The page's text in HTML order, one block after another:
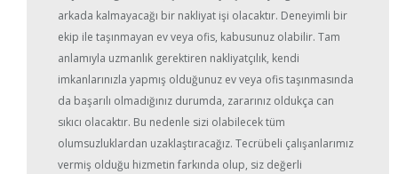
arkada kalmayacağı bir nakliyat işi olacaktır. Deneyimli bir
ekip ile taşınmayan ev veya ofis, kabusunuz olabilir. Tam
anlamıyla uzmanlık gerektiren nakliyatçılık, kendi
imkanlarınızla yapmış olduğunuz ev veya ofis taşınmasında
da başarılı olmadığınız durumda, zararınız oldukça can
sıkıcı olacaktır. Bu nedenle sizi olabilecek tüm
olumsuzluklardan uzaklaştıracağız. Tecrübeli çalışanlarımız
vermiş olduğu hizmetin farkında olup, siz değerli